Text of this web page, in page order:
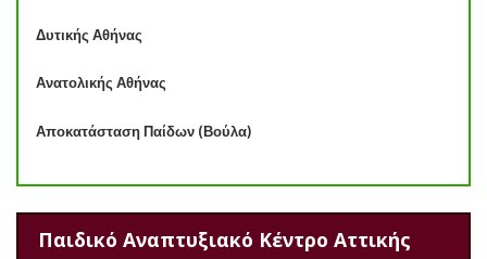
Δυτικής Αθήνας
Ανατολικής Αθήνας
Αποκατάσταση Παίδων (Βούλα)
Παιδικό Αναπτυξιακό Κέντρο Αττικής